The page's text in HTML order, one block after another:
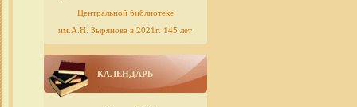
Центральной библиотеке
им.А.Н. Зырянова в 2021г. 145 лет
КАЛЕНДАРЬ